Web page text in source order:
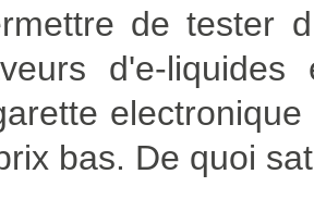
de tester
d'e-
bas. De quoi